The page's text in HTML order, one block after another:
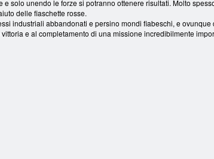
solo unendo le forze si potranno ottenere risultati. Molto
delle fiaschette rosse.
industriali abbandonati e persino mondi fiabeschi, e
e al completamento di una missione incredibilmente